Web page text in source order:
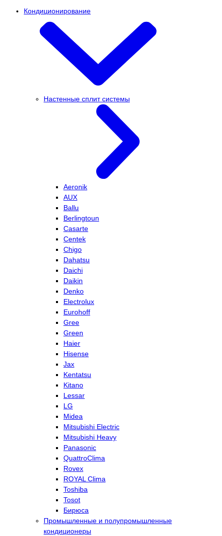
Кондиционирование
Настенные сплит системы
Aeronik
AUX
Ballu
Berlingtoun
Casarte
Centek
Chigo
Dahatsu
Daichi
Daikin
Denko
Electrolux
Eurohoff
Gree
Green
Haier
Hisense
Jax
Kentatsu
Kitano
Lessar
LG
Midea
Mitsubishi Electric
Mitsubishi Heavy
Panasonic
QuattroClima
Rovex
ROYAL Clima
Toshiba
Tosot
Бирюса
Промышленные и полупромышленные
кондиционеры